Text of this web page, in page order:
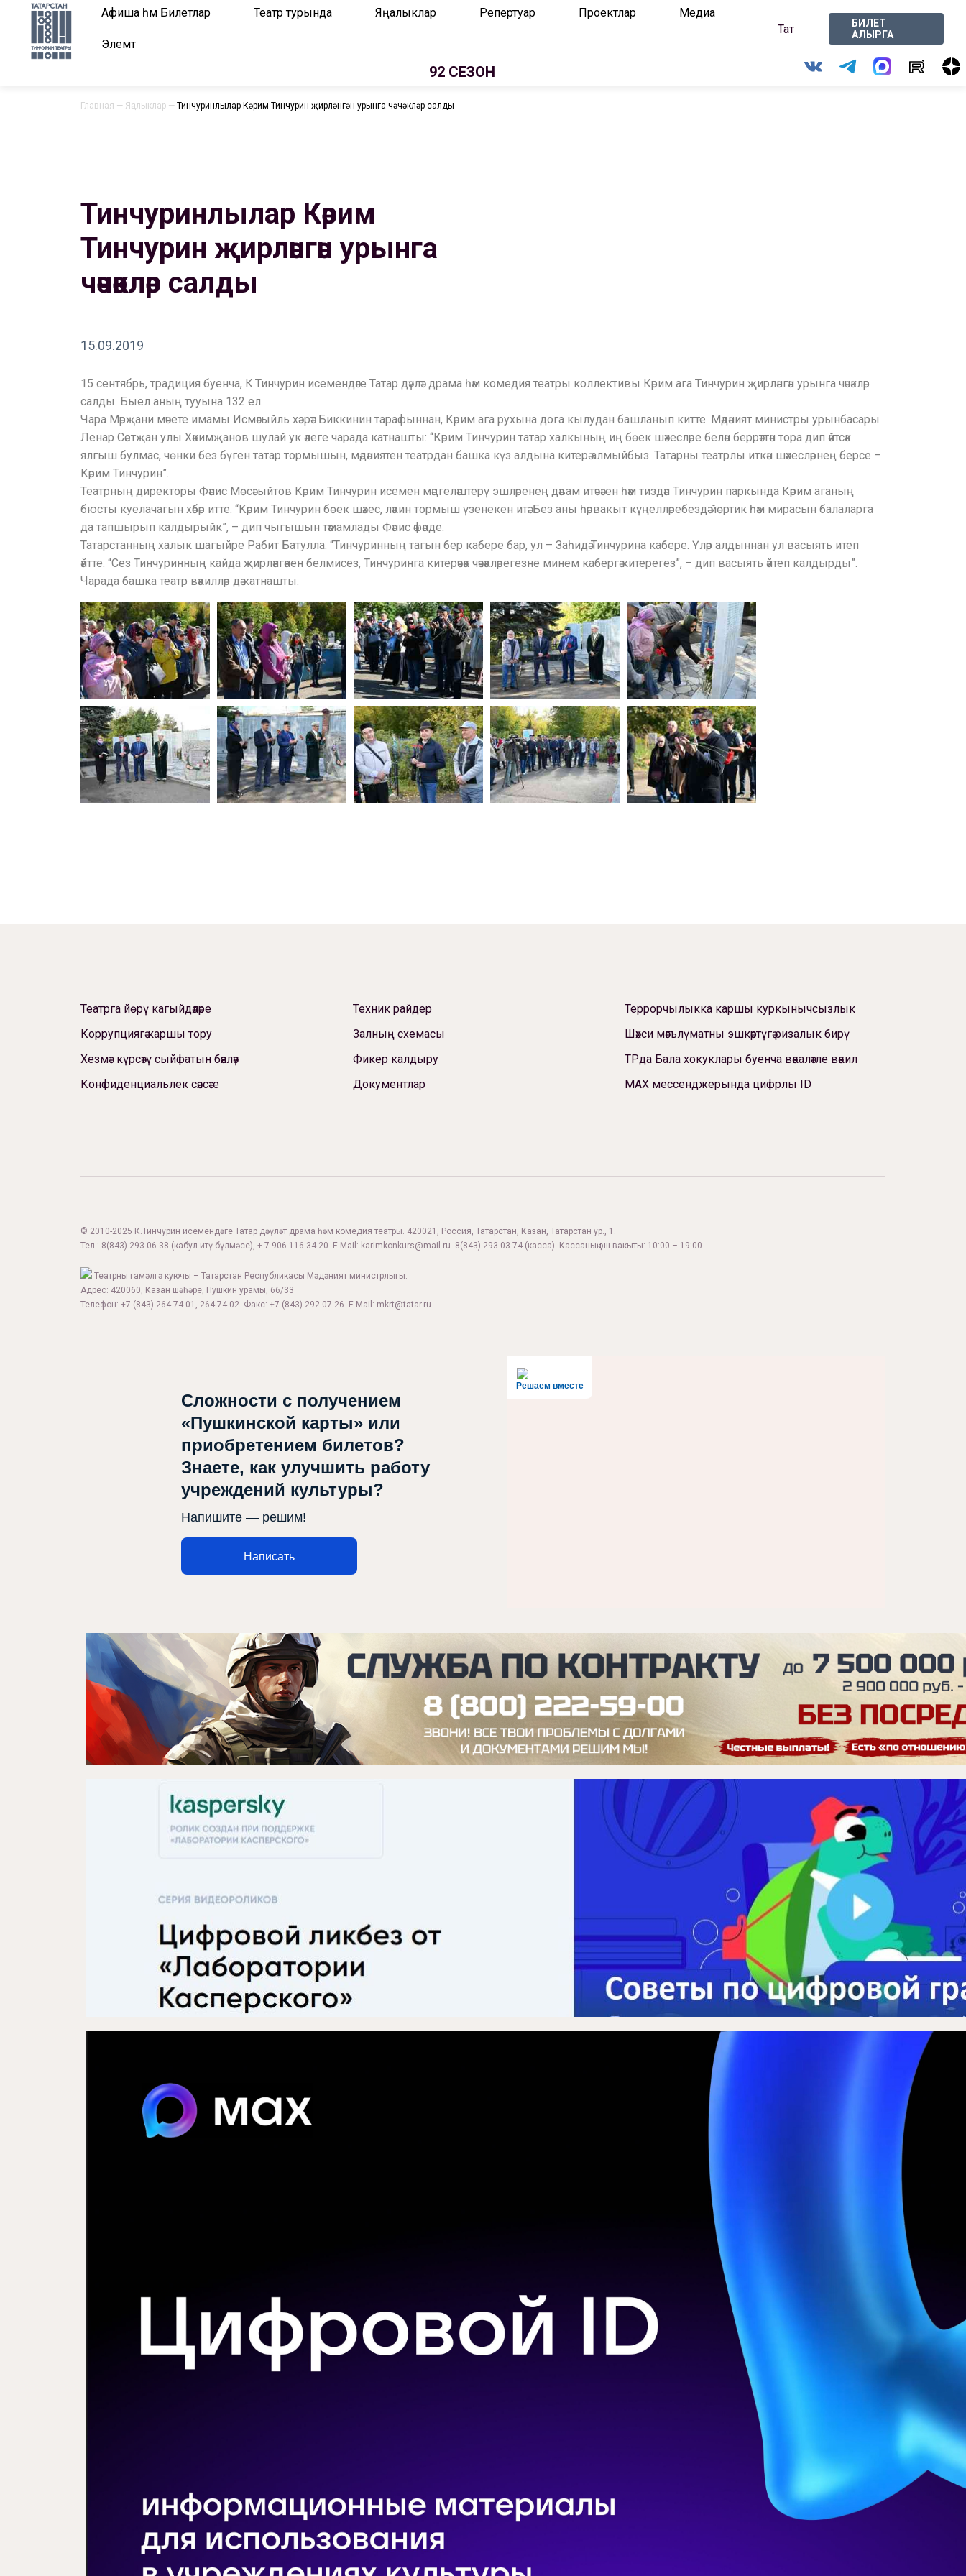
Афиша һәм Билетлар Театр турында Яңалыклар Репертуар Проектлар Медиа
Элемтә
Тат
БИЛЕТ
АЛЫРГА
92 СЕЗОН
Театр турында
Главная — Яңалыклар — Тинчуринлылар Кәрим Тинчурин җирләнгән урынга чәчәкләр салды
Тинчуринлылар Кәрим
Тинчурин җирләнгән урынга
чәчәкләр салды
15.09.2019
15 сентябрь, традиция буенча, К.Тинчурин исемендәге Татар дәүләт драма һәм комедия театры коллективы Кәрим ага Тинчурин җирләнгән урынга чәчәкләр
салды. Быел аның тууына 132 ел.
Чара Мәрҗани мәчете имамы Исмәгыйль хәзрәт Биккинин тарафыннан, Кәрим ага рухына дога кылудан башланып китте. Мәдәният министры урынбасары
Ленар Сәетҗан улы Хәкимҗанов шулай ук әлеге чарада катнашты: “Кәрим Тинчурин татар халкының иң бөек шәхесләре белән беррәттән тора дип әйтсәк
ялгыш булмас, чөнки без бүген татар тормышын, мәдәниятен театрдан башка күз алдына китерә алмыйбыз. Татарны театрлы иткән шәхесләрнең берсе –
Кәрим Тинчурин”.
Театрның директоры Фәнис Мөсәгыйтов Кәрим Тинчурин исемен мәңгеләштерү эшләренең дәвам итәчәген һәм тиздән Тинчурин паркында Кәрим аганың
бюсты куелачагын хәбәр итте. “Кәрим Тинчурин бөек шәхес, ләкин тормыш үзенекен итә. Без аны һәрвакыт күңелләребездә йөртик һәм мирасын балаларга
да тапшырып калдырыйк”, – дип чыгышын тәмамлады Фәнис әфәнде.
Татарстанның халык шагыйре Рабит Батулла: “Тинчуринның тагын бер кабере бар, ул – Заһидә Тинчурина кабере. Үләр алдыннан ул васыять итеп
әйтте: “Сез Тинчуринның кайда җирләнгәнен белмисез, Тинчуринга китерәчәк чәчәкләрегезне минем кабергә китерегез”, – дип васыять әйтеп калдырды”.
Чарада башка театр вәкилләр дә катнашты.
Театрга йөрү кагыйдәләре
Коррупциягә каршы тору
Хезмәт күрсәтү сыйфатын бәяләү
Конфиденциальлек сәясәте
Техник райдер
Залның схемасы
Фикер калдыру
Документлар
Террорчылыкка каршы куркынычсызлык
Шәхси мәгълүматны эшкәртүгә ризалык бирү
ТРда Бала хокуклары буенча вәкаләтле вәкил
МАХ мессенджерында цифрлы ID
© 2010-2025 К.Тинчурин исемендәге Татар дәүләт драма һәм комедия театры. 420021, Россия, Татарстан, Казан, Татарстан ур., 1.
Тел.: 8(843) 293-06-38 (кабул итү бүлмәсе), + 7 906 116 34 20. E-Mail: karimkonkurs@mail.ru. 8(843) 293-03-74 (касса). Кассаның эш вакыты: 10:00 – 19:00.
Театрны гамәлгә куючы – Татарстан Республикасы Мәдәният министрлыгы.
Адрес: 420060, Казан шәһәре, Пушкин урамы, 66/33
Телефон: +7 (843) 264-74-01, 264-74-02. Факс: +7 (843) 292-07-26. E-Mail: mkrt@tatar.ru
Решаем вместе
Сложности с получением
«Пушкинской карты» или
приобретением билетов?
Знаете, как улучшить работу
учреждений культуры?
Напишите — решим!
Написать